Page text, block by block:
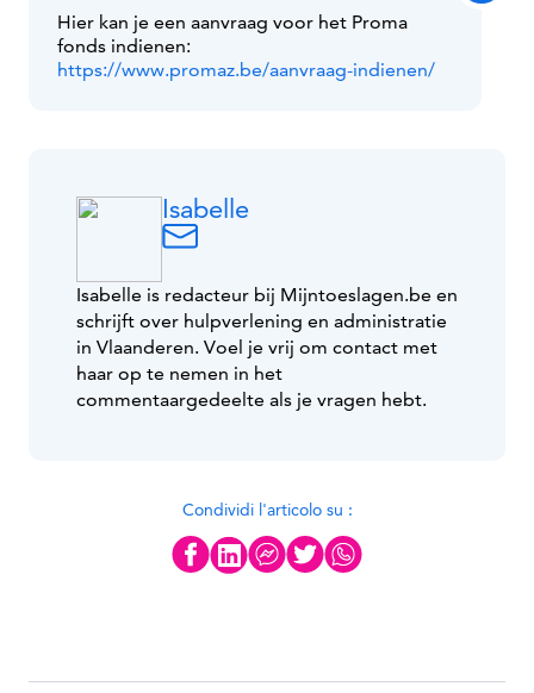
Hier kan je een aanvraag voor het Proma
fonds indienen:
https://www.promaz.be/aanvraag-indienen/
Isabelle
Isabelle is redacteur bij Mijntoeslagen.be en
schrijft over hulpverlening en administratie
in Vlaanderen. Voel je vrij om contact met
haar op te nemen in het
commentaargedeelte als je vragen hebt.
Condividi l'articolo su :